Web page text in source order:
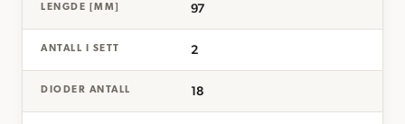
LENGDE [MM] 97
ANTALL I SETT 2
DIODER ANTALL 18